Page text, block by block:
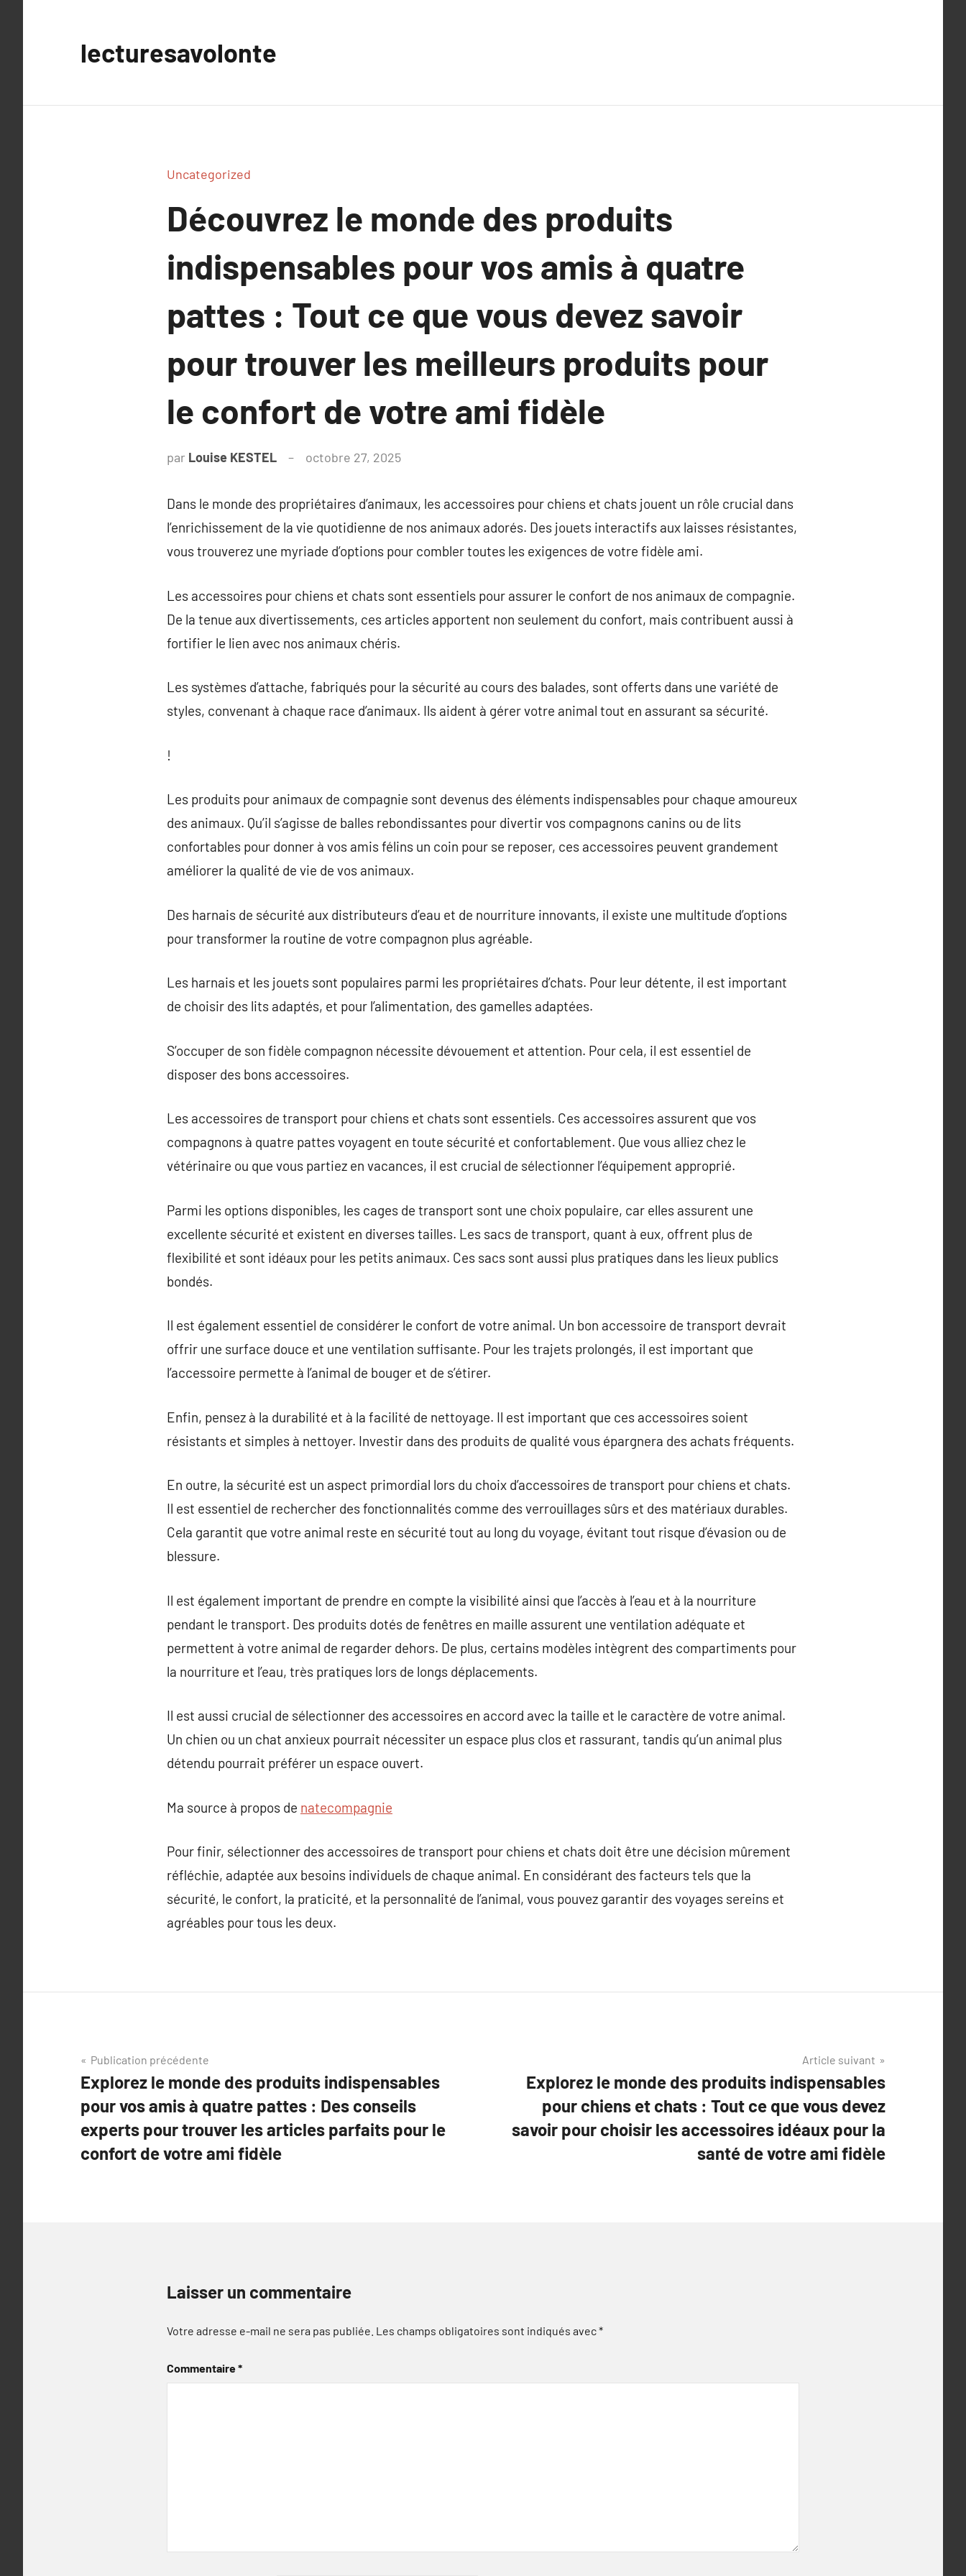
lecturesavolonte
Uncategorized
Découvrez le monde des produits
indispensables pour vos amis à quatre
pattes : Tout ce que vous devez savoir
pour trouver les meilleurs produits pour
le confort de votre ami fidèle
par Louise KESTEL octobre 27, 2025
Dans le monde des propriétaires d’animaux, les accessoires pour chiens et chats jouent un rôle crucial dans
l’enrichissement de la vie quotidienne de nos animaux adorés. Des jouets interactifs aux laisses résistantes,
vous trouverez une myriade d’options pour combler toutes les exigences de votre fidèle ami.
Les accessoires pour chiens et chats sont essentiels pour assurer le confort de nos animaux de compagnie.
De la tenue aux divertissements, ces articles apportent non seulement du confort, mais contribuent aussi à
fortifier le lien avec nos animaux chéris.
Les systèmes d’attache, fabriqués pour la sécurité au cours des balades, sont offerts dans une variété de
styles, convenant à chaque race d’animaux. Ils aident à gérer votre animal tout en assurant sa sécurité.
!
Les produits pour animaux de compagnie sont devenus des éléments indispensables pour chaque amoureux
des animaux. Qu’il s’agisse de balles rebondissantes pour divertir vos compagnons canins ou de lits
confortables pour donner à vos amis félins un coin pour se reposer, ces accessoires peuvent grandement
améliorer la qualité de vie de vos animaux.
Des harnais de sécurité aux distributeurs d’eau et de nourriture innovants, il existe une multitude d’options
pour transformer la routine de votre compagnon plus agréable.
Les harnais et les jouets sont populaires parmi les propriétaires d’chats. Pour leur détente, il est important
de choisir des lits adaptés, et pour l’alimentation, des gamelles adaptées.
S’occuper de son fidèle compagnon nécessite dévouement et attention. Pour cela, il est essentiel de
disposer des bons accessoires.
Les accessoires de transport pour chiens et chats sont essentiels. Ces accessoires assurent que vos
compagnons à quatre pattes voyagent en toute sécurité et confortablement. Que vous alliez chez le
vétérinaire ou que vous partiez en vacances, il est crucial de sélectionner l’équipement approprié.
Parmi les options disponibles, les cages de transport sont une choix populaire, car elles assurent une
excellente sécurité et existent en diverses tailles. Les sacs de transport, quant à eux, offrent plus de
flexibilité et sont idéaux pour les petits animaux. Ces sacs sont aussi plus pratiques dans les lieux publics
bondés.
Il est également essentiel de considérer le confort de votre animal. Un bon accessoire de transport devrait
offrir une surface douce et une ventilation suffisante. Pour les trajets prolongés, il est important que
l’accessoire permette à l’animal de bouger et de s’étirer.
Enfin, pensez à la durabilité et à la facilité de nettoyage. Il est important que ces accessoires soient
résistants et simples à nettoyer. Investir dans des produits de qualité vous épargnera des achats fréquents.
En outre, la sécurité est un aspect primordial lors du choix d’accessoires de transport pour chiens et chats.
Il est essentiel de rechercher des fonctionnalités comme des verrouillages sûrs et des matériaux durables.
Cela garantit que votre animal reste en sécurité tout au long du voyage, évitant tout risque d’évasion ou de
blessure.
Il est également important de prendre en compte la visibilité ainsi que l’accès à l’eau et à la nourriture
pendant le transport. Des produits dotés de fenêtres en maille assurent une ventilation adéquate et
permettent à votre animal de regarder dehors. De plus, certains modèles intègrent des compartiments pour
la nourriture et l’eau, très pratiques lors de longs déplacements.
Il est aussi crucial de sélectionner des accessoires en accord avec la taille et le caractère de votre animal.
Un chien ou un chat anxieux pourrait nécessiter un espace plus clos et rassurant, tandis qu’un animal plus
détendu pourrait préférer un espace ouvert.
Ma source à propos de natecompagnie
Pour finir, sélectionner des accessoires de transport pour chiens et chats doit être une décision mûrement
réfléchie, adaptée aux besoins individuels de chaque animal. En considérant des facteurs tels que la
sécurité, le confort, la praticité, et la personnalité de l’animal, vous pouvez garantir des voyages sereins et
agréables pour tous les deux.
Navigation
de
l’article
Publication précédente
Explorez le monde des produits indispensables
pour vos amis à quatre pattes : Des conseils
experts pour trouver les articles parfaits pour le
confort de votre ami fidèle
Article suivant
Explorez le monde des produits indispensables
pour chiens et chats : Tout ce que vous devez
savoir pour choisir les accessoires idéaux pour la
santé de votre ami fidèle
Laisser un commentaire
Votre adresse e-mail ne sera pas publiée. Les champs obligatoires sont indiqués avec*
Commentaire*